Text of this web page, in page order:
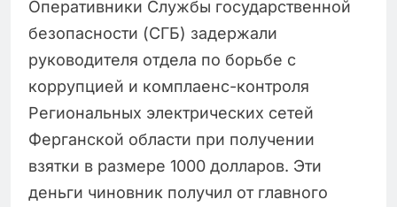
Оперативники Службы государственной
безопасности (СГБ) задержали
руководителя отдела по борьбе с
коррупцией и комплаенс-контроля
Региональных электрических сетей
Ферганской области при получении
взятки в размере 1000 долларов. Эти
деньги чиновник получил от главного